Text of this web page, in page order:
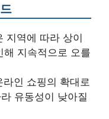
지역에 따라 상이
지속적으로 오를
인 쇼핑의 확대로
유동성이 낮아질